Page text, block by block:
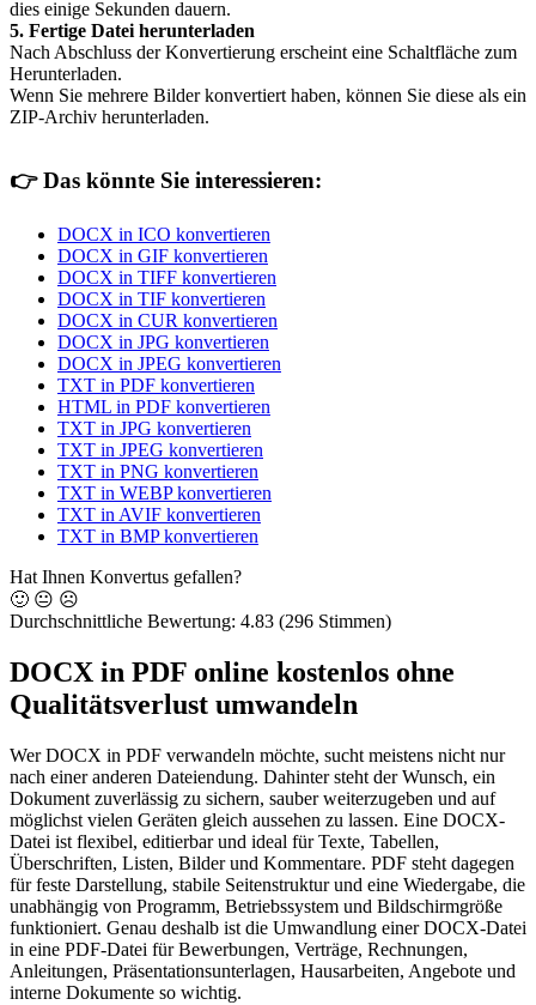
dies einige Sekunden dauern.
5. Fertige Datei herunterladen
Nach Abschluss der Konvertierung erscheint eine Schaltfläche zum
Herunterladen.
Wenn Sie mehrere Bilder konvertiert haben, können Sie diese als ein
ZIP-Archiv herunterladen.
👉Das könnte Sie interessieren:
DOCX in ICO konvertieren
DOCX in GIF konvertieren
DOCX in TIFF konvertieren
DOCX in TIF konvertieren
DOCX in CUR konvertieren
DOCX in JPG konvertieren
DOCX in JPEG konvertieren
TXT in PDF konvertieren
HTML in PDF konvertieren
TXT in JPG konvertieren
TXT in JPEG konvertieren
TXT in PNG konvertieren
TXT in WEBP konvertieren
TXT in AVIF konvertieren
TXT in BMP konvertieren
Hat Ihnen Konvertus gefallen?
🙂 😐 ☹️
Durchschnittliche Bewertung: 4.83 (296 Stimmen)
DOCX in PDF online kostenlos ohne
Qualitätsverlust umwandeln
Wer DOCX in PDF verwandeln möchte, sucht meistens nicht nur
nach einer anderen Dateiendung. Dahinter steht der Wunsch, ein
Dokument zuverlässig zu sichern, sauber weiterzugeben und auf
möglichst vielen Geräten gleich aussehen zu lassen. Eine DOCX-
Datei ist flexibel, editierbar und ideal für Texte, Tabellen,
Überschriften, Listen, Bilder und Kommentare. PDF steht dagegen
für feste Darstellung, stabile Seitenstruktur und eine Wiedergabe, die
unabhängig von Programm, Betriebssystem und Bildschirmgröße
funktioniert. Genau deshalb ist die Umwandlung einer DOCX-Datei
in eine PDF-Datei für Bewerbungen, Verträge, Rechnungen,
Anleitungen, Präsentationsunterlagen, Hausarbeiten, Angebote und
interne Dokumente so wichtig.